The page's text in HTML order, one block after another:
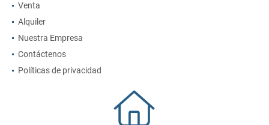
Venta
Alquiler
Nuestra Empresa
Contáctenos
Políticas de privacidad